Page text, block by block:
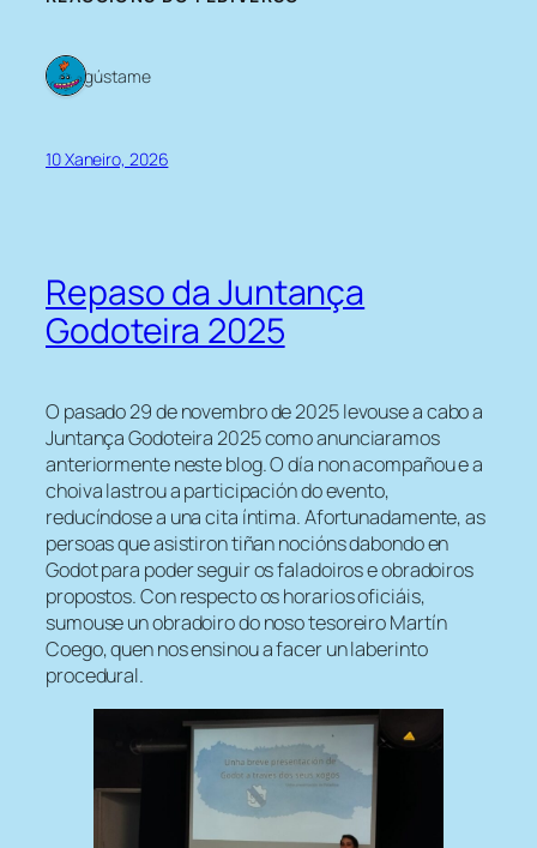
1 gústame
10 Xaneiro, 2026
Repaso da Juntança
Godoteira 2025
O pasado 29 de novembro de 2025 levouse a cabo a
Juntança Godoteira 2025 como anunciaramos
anteriormente neste blog. O día non acompañou e a
choiva lastrou a participación do evento,
reducíndose a una cita íntima. Afortunadamente, as
persoas que asistiron tiñan nocións dabondo en
Godot para poder seguir os faladoiros e obradoiros
propostos. Con respecto os horarios oficiáis,
sumouse un obradoiro do noso tesoreiro Martín
Coego, quen nos ensinou a facer un laberinto
procedural.